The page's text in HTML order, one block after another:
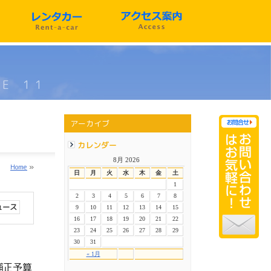
11
アーカイブ
カレンダー
8月 2026
日 月 火 水 木 金 土
« 1月
1
2
3 4 5 6 7
8
9
10 11 12 13 14
15
16
17 18 19 20 21
22
23
24 25 26 27 28
29
30
31
Home »
ース
予算